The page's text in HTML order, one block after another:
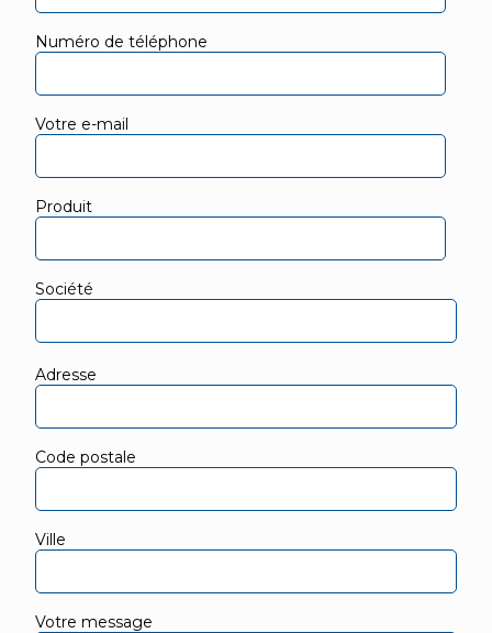
Numéro de téléphone
Votre e-mail
Produit
Société
Adresse
Code postale
Ville
Votre message